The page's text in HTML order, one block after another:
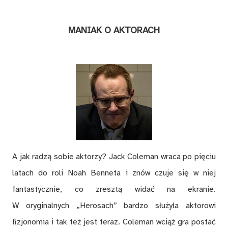
MANIAK O AKTORACH
A jak radzą sobie aktorzy? Jack Coleman wraca po pięciu
latach do roli Noah Benneta i znów czuje się w niej
fantastycznie, co zresztą widać na ekranie.
W oryginalnych „Herosach” bardzo służyła aktorowi
ﬁzjonomia i tak też jest teraz. Coleman wciąż gra postać